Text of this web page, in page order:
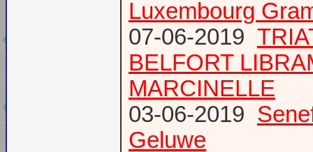
Luxembourg
07-06-2019
BELFORT
MARCINELLE
03-06-2019
Geluwe